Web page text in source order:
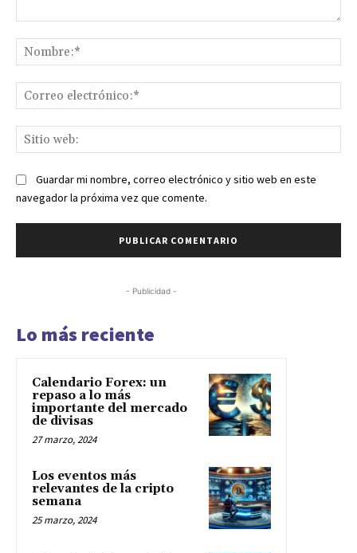
Guardar mi nombre, correo electrónico y sitio web en este
navegador la próxima vez que comente.
- Publicidad -
Lo más reciente
Calendario Forex: un
repaso a lo más
importante del mercado
de divisas
27 marzo, 2024
Los eventos más
relevantes de la cripto
semana
25 marzo, 2024